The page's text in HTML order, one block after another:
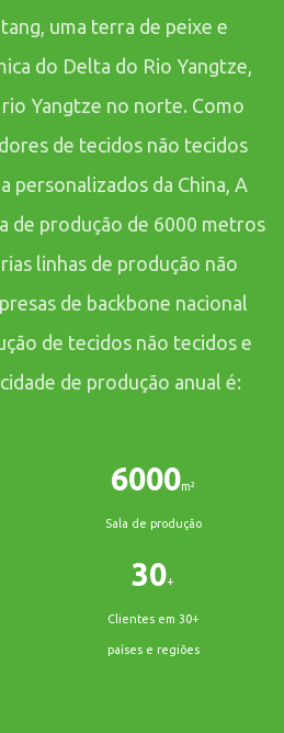
uma terra de peixe e
do Delta do Rio Yangtze,
Yangtze no norte. Como
de tecidos não tecidos
personalizados da China, A
de produção de 6000 metros
linhas de produção não
de backbone nacional
de tecidos não tecidos e
de produção anual é:
6000m²
Sala de produção
30+
Clientes em 30+
países e regiões